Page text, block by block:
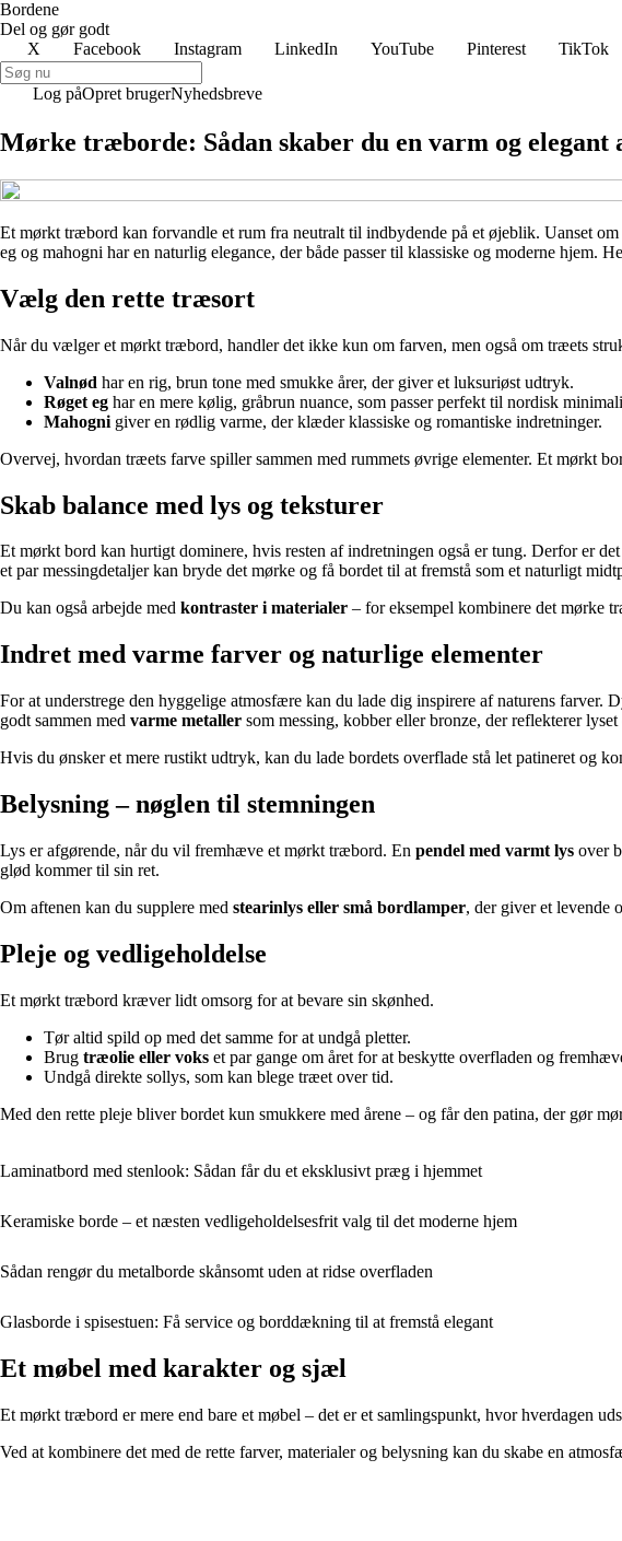
Bordene
Del og gør godt
X
Facebook Instagram LinkedIn YouTube Pinterest TikTok
Log påOpret brugerNyhedsbreve
Mørke træborde: Sådan skaber du en varm og elegant
Et mørkt træbord kan forvandle et rum fra neutralt til indbydende på et øjeblik. Uanset
eg og mahogni har en naturlig elegance, der både passer til klassiske og moderne
Vælg den rette træsort
Når du vælger et mørkt træbord, handler det ikke kun om farven, men også om træets
Valnød har en rig, brun tone med smukke årer, der giver et luksuriøst udtryk.
Røget eg har en mere kølig, gråbrun nuance, som passer perfekt til nordisk
Mahogni giver en rødlig varme, der klæder klassiske og romantiske indretninger.
Overvej, hvordan træets farve spiller sammen med rummets øvrige elementer. Et mørkt
Skab balance med lys og teksturer
Et mørkt bord kan hurtigt dominere, hvis resten af indretningen også er tung. Derfor er
et par messingdetaljer kan bryde det mørke og få bordet til at fremstå som et naturligt
Du kan også arbejde med kontraster i materialer – for eksempel kombinere det mørke
Indret med varme farver og naturlige elementer
For at understrege den hyggelige atmosfære kan du lade dig inspirere af naturens
godt sammen med varme metaller som messing, kobber eller bronze, der reflekterer
Hvis du ønsker et mere rustikt udtryk, kan du lade bordets overflade stå let patineret og
Belysning – nøglen til stemningen
Lys er afgørende, når du vil fremhæve et mørkt træbord. En pendel med varmt lys over
glød kommer til sin ret.
Om aftenen kan du supplere med stearinlys eller små bordlamper, der giver et levende
Pleje og vedligeholdelse
Et mørkt træbord kræver lidt omsorg for at bevare sin skønhed.
Tør altid spild op med det samme for at undgå pletter.
Brug træolie eller voks et par gange om året for at beskytte overfladen og
Undgå direkte sollys, som kan blege træet over tid.
Med den rette pleje bliver bordet kun smukkere med årene – og får den patina, der gør
Laminatbord med stenlook: Sådan får du et eksklusivt præg i hjemmet
Keramiske borde – et næsten vedligeholdelsesfrit valg til det moderne hjem
Sådan rengør du metalborde skånsomt uden at ridse overfladen
Glasborde i spisestuen: Få service og borddækning til at fremstå elegant
Et møbel med karakter og sjæl
Et mørkt træbord er mere end bare et møbel – det er et samlingspunkt, hvor hverdagen
Ved at kombinere det med de rette farver, materialer og belysning kan du skabe en